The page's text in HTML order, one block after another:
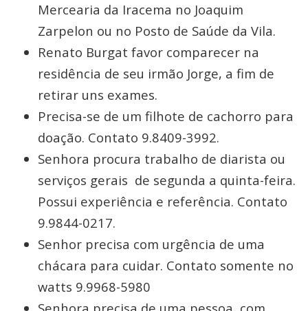
Mercearia da Iracema no Joaquim
Zarpelon ou no Posto de Saúde da Vila.
Renato Burgat favor comparecer na
residência de seu irmão Jorge, a fim de
retirar uns exames.
Precisa-se de um filhote de cachorro para
doação. Contato 9.8409-3992.
Senhora procura trabalho de diarista ou
serviços gerais de segunda a quinta-feira.
Possui experiência e referência. Contato
9.9844-0217.
Senhor precisa com urgência de uma
chácara para cuidar. Contato somente no
watts 9.9968-5980